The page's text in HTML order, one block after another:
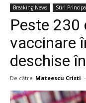
Breaking News Stiri
Peste 230
vaccinare
deschise
De către Mateescu Cristi -